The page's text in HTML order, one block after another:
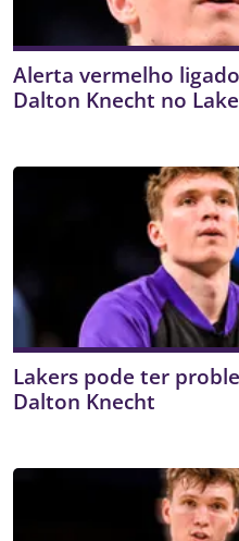
Alerta vermelho
Dalton Knecht no
Lakers pode ter
Dalton Knecht